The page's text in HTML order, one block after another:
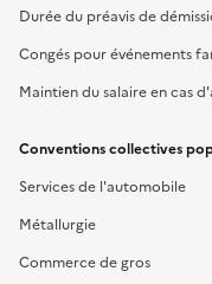
Durée du préavis de
Congés pour événements
Maintien du salaire en cas
Conventions collectives
Services de l'automobile
Métallurgie
Commerce de gros